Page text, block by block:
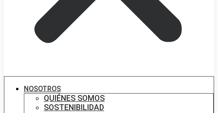
NOSOTROS
QUIÉNES SOMOS
SOSTENIBILIDAD